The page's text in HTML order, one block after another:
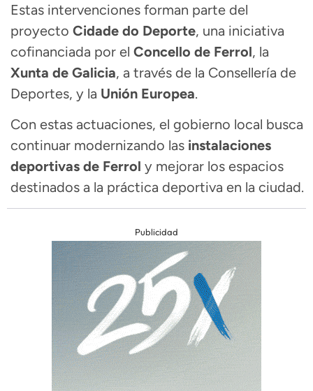
Estas intervenciones forman parte del
proyecto Cidade do Deporte, una iniciativa
cofinanciada por el Concello de Ferrol, la
Xunta de Galicia, a través de la Consellería de
Deportes, y la Unión Europea.
Con estas actuaciones, el gobierno local busca
continuar modernizando las instalaciones
deportivas de Ferrol y mejorar los espacios
destinados a la práctica deportiva en la ciudad.
Publicidad